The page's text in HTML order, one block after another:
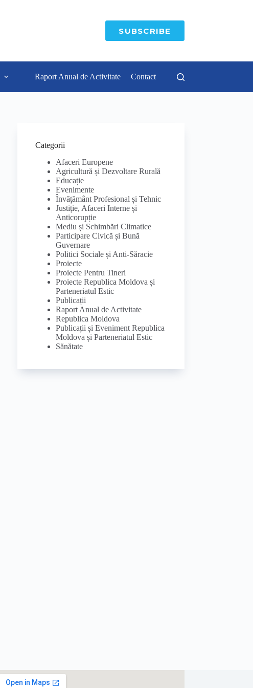
SUBSCRIBE
Raport Anual de Activitate Contact
Categorii
Afaceri Europene
Agricultură și Dezvoltare Rurală
Educație
Evenimente
Învățământ Profesional și Tehnic
Justiție, Afaceri Interne și
Anticorupție
Mediu și Schimbări Climatice
Participare Civică și Bună
Guvernare
Politici Sociale și Anti-Săracie
Proiecte
Proiecte Pentru Tineri
Proiecte Republica Moldova și
Parteneriatul Estic
Publicații
Raport Anual de Activitate
Republica Moldova
Publicații și Eveniment Republica
Moldova și Parteneriatul Estic
Sănătate